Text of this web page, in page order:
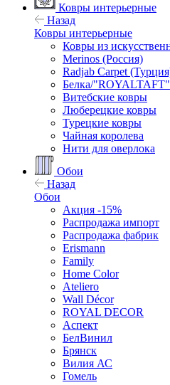
Ковры интерьерные
Назад
Ковры интерьерные
Ковры из
Merinos (Россия)
Radjab Carpet
Белка/"ROYALTAFT"
Витебские ковры
Люберецкие ковры
Турецкие ковры
Чайная королева
Нити для оверлока
Обои
Назад
Обои
Акция -15%
Распродажа импорт
Распродажа фабрик
Erismann
Family
Home Color
Ateliero
Wall Décor
ROYAL DECOR
Аспект
БелВинил
Брянск
Вилия АС
Гомель